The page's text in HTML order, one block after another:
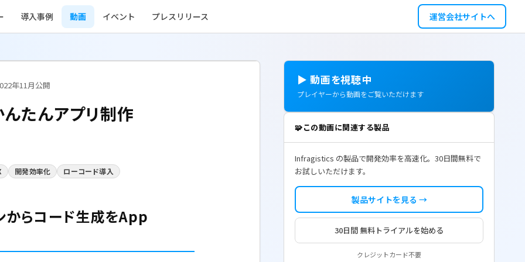
導入事例 動画 イベント プレスリリース 運営会社サイトへ
年11月公開
たんアプリ制作
開発効率化 ローコード導入
らコード生成をApp
▶ 動画を視聴中
プレイヤーから動画をご覧いただけます
🧩この動画に関連する製品
Infragistics の製品で開発効率を高速化。30日間無料で
お試しいただけます。
製品サイトを見る →
30日間 無料トライアルを始める
クレジットカード不要